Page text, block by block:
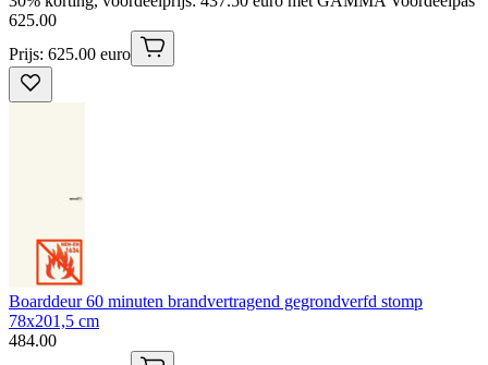
625.00
Prijs: 625.00 euro
Boarddeur 60 minuten brandvertragend gegrondverfd stomp
78x201,5 cm
484.00